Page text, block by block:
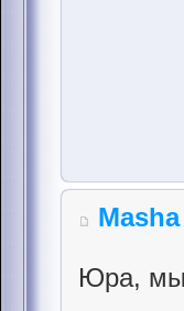
Masha
Юра, мы